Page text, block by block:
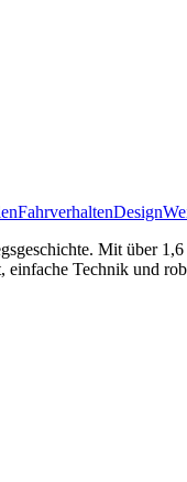
FahrverhaltenDesign
Mit über
Technik und